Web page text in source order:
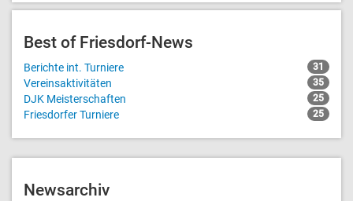
Best of Friesdorf-News
Berichte int. Turniere 31
Vereinsaktivitäten 35
DJK Meisterschaften 25
Friesdorfer Turniere 25
Newsarchiv